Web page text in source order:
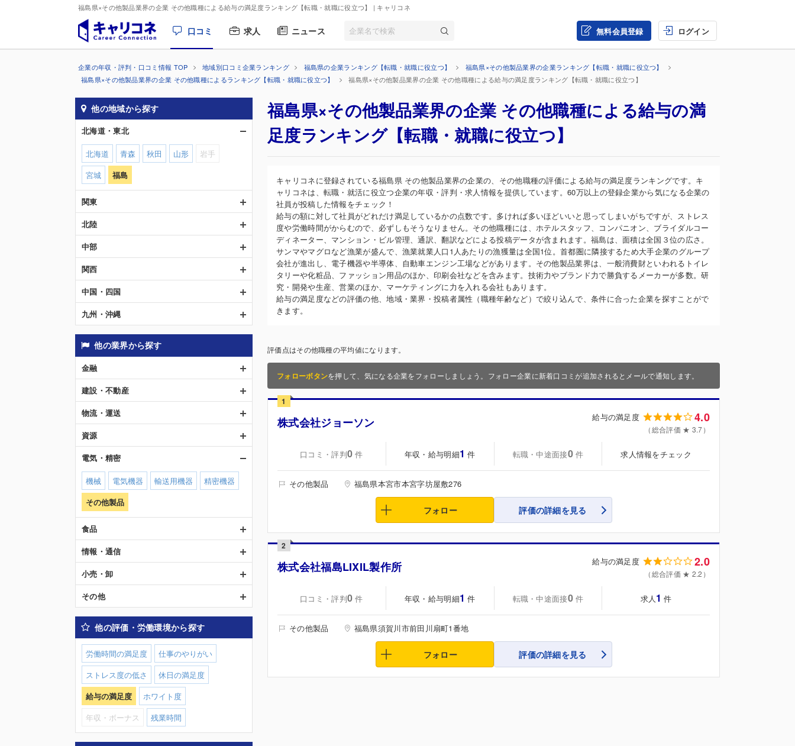
福島県×その他製品業界の企業 その他職種による給与の満足度ランキング【転職・就職に役立つ】 | キャリコネ
口コミ 求人 ニュース 無料会員登録 ログイン
企業の年収・評判・口コミ情報 TOP 地域別口コミ企業ランキング 福島県の企業ランキング【転職・就職に役立つ】
福島県×その他製品業界の企業ランキング【転職・就職に役立つ】
福島県×その他製品業界の企業 その他職種によるランキング【転職・就職に役立つ】
福島県×その他製品業界の企業 その他職種による給与の満足度ランキング【転職・就職に役立つ】
福島県×その他製品業界の企業 その他職種による給与の満
足度ランキング【転職・就職に役立つ】
キャリコネに登録されている福島県 その他製品業界の企業の、その他職種の評価による給与の満足度ランキングです。キ
ャリコネは、転職・就活に役立つ企業の年収・評判・求人情報を提供しています。60万以上の登録企業から気になる企業の
社員が投稿した情報をチェック！
給与の額に対して社員がどれだけ満足しているかの点数です。多ければ多いほどいいと思ってしまいがちですが、ストレス
度や労働時間がからむので、必ずしもそうなりません。その他職種には、ホテルスタッフ、コンパニオン、ブライダルコー
ディネーター、マンション・ビル管理、通訳、翻訳などによる投稿データが含まれます。福島は、面積は全国３位の広さ。
サンマやマグロなど漁業が盛んで、漁業就業人口1人あたりの漁獲量は全国1位。首都圏に隣接するため大手企業のグループ
会社が進出し、電子機器や半導体、自動車エンジン工場などがあります。その他製品業界は、一般消費財といわれるトイレ
タリーや化粧品、ファッション用品のほか、印刷会社などを含みます。技術力やブランド力で勝負するメーカーが多数。研
究・開発や生産、営業のほか、マーケティングに力を入れる会社もあります。
給与の満足度などの評価の他、地域・業界・投稿者属性（職種年齢など）で絞り込んで、条件に合った企業を探すことがで
きます。
評価点はその他職種の平均値になります。
フォローボタンを押して、気になる企業をフォローしましょう。フォロー企業に新着口コミが追加されるとメールで通知します。
1
株式会社ジョーソン 給与の満足度 4.0
（総合評価 ★ 3.7）
口コミ・評判0 件 年収・給与明細1 件 転職・中途面接0 件 求人情報をチェック
その他製品 福島県本宮市本宮字坊屋敷276
フォロー 評価の詳細を見る
2
株式会社福島LIXIL製作所 給与の満足度 2.0
（総合評価 ★ 2.2）
口コミ・評判0 件 年収・給与明細1 件 転職・中途面接0 件 求人 1 件
その他製品 福島県須賀川市前田川扇町1番地
フォロー 評価の詳細を見る
他の地域から探す
北海道・東北
北海道 青森 秋田 山形
岩手
宮城
福島
関東
北陸
中部
関西
中国・四国
九州・沖縄
他の業界から探す
金融
建設・不動産
物流・運送
資源
電気・精密
機械 電気機器 輸送用機器
精密機器
その他製品
食品
情報・通信
小売・卸
その他
他の評価・労働環境から探す
労働時間の満足度
仕事のやりがい
ストレス度の低さ
休日の満足度
給与の満足度
ホワイト度
年収・ボーナス
残業時間